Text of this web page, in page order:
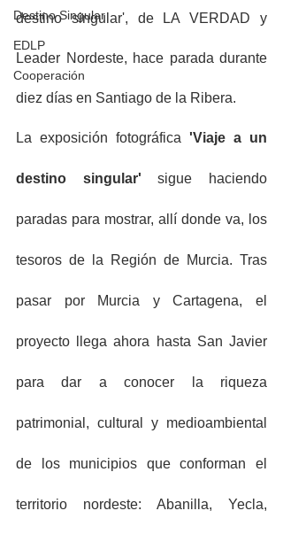
Destino Singular
EDLP
Cooperación
destino singular', de LA VERDAD y
Leader Nordeste, hace parada durante
diez días en Santiago de la Ribera.
La exposición fotográfica 'Viaje a un
destino singular' sigue haciendo
paradas para mostrar, allí donde va, los
tesoros de la Región de Murcia. Tras
pasar por Murcia y Cartagena, el
proyecto llega ahora hasta San Javier
para dar a conocer la riqueza
patrimonial, cultural y medioambiental
de los municipios que conforman el
territorio nordeste: Abanilla, Yecla,